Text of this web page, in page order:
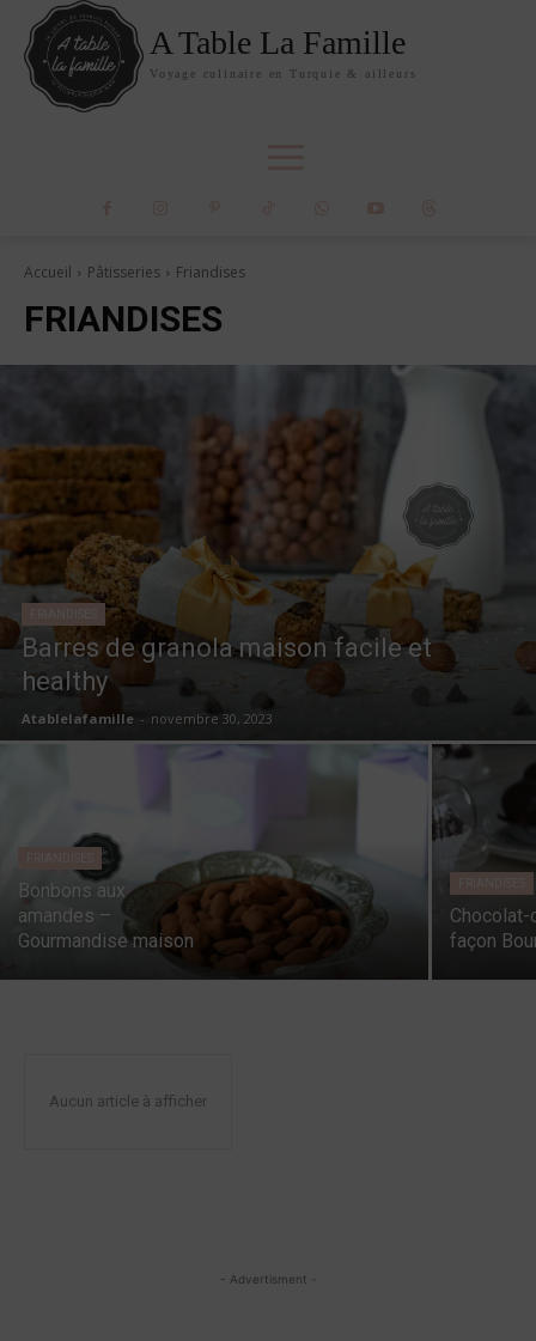
A Table La Famille
Voyage culinaire en Turquie & ailleurs
Accueil Pâtisseries Friandises
FRIANDISES
Barres de granola maison facile et
healthy
Atablelafamille - novembre 30, 2023
Bonbons aux
amandes –
Gourmandise maison
façon
Aucun article à afficher
- Advertisment -